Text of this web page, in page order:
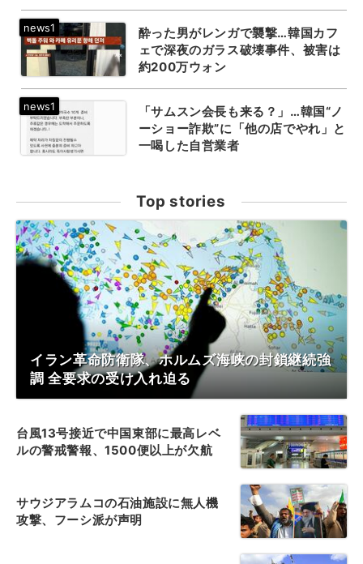
酔った男がレンガで襲撃…韓国カフ
ェで深夜のガラス破壊事件、被害は
約200万ウォン
「サムスン会長も来る？」…韓国“ノ
ーショー詐欺”に「他の店でやれ」と
一喝した自営業者
Top stories
イラン革命防衛隊、ホルムズ海峡の封鎖継続強
調 全要求の受け入れ迫る
台風13号接近で中国東部に最高レベ
ルの警戒警報、1500便以上が欠航
サウジアラムコの石油施設に無人機
攻撃、フーシ派が声明